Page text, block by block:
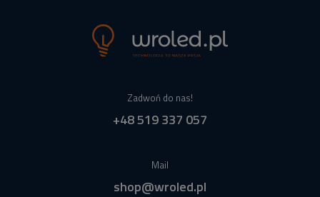
Zadwoń do nas!
+48 519 337 057
Mail
shop@wroled.pl